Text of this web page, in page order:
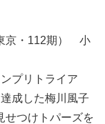
京・112期） 小
プリトライア
成した梅川風子
せつけトパーズを